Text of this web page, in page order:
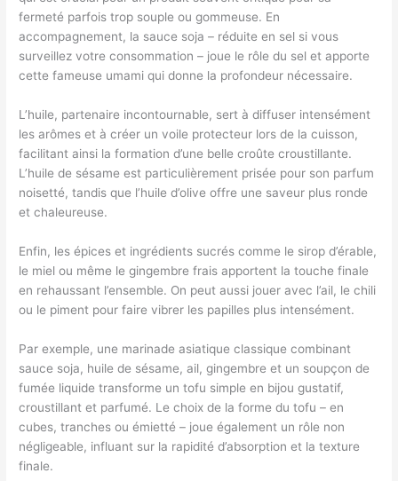
fermeté parfois trop souple ou gommeuse. En
accompagnement, la sauce soja – réduite en sel si vous
surveillez votre consommation – joue le rôle du sel et apporte
cette fameuse umami qui donne la profondeur nécessaire.
L’huile, partenaire incontournable, sert à diffuser intensément
les arômes et à créer un voile protecteur lors de la cuisson,
facilitant ainsi la formation d’une belle croûte croustillante.
L’huile de sésame est particulièrement prisée pour son parfum
noisetté, tandis que l’huile d’olive offre une saveur plus ronde
et chaleureuse.
Enfin, les épices et ingrédients sucrés comme le sirop d’érable,
le miel ou même le gingembre frais apportent la touche finale
en rehaussant l’ensemble. On peut aussi jouer avec l’ail, le chili
ou le piment pour faire vibrer les papilles plus intensément.
Par exemple, une marinade asiatique classique combinant
sauce soja, huile de sésame, ail, gingembre et un soupçon de
fumée liquide transforme un tofu simple en bijou gustatif,
croustillant et parfumé. Le choix de la forme du tofu – en
cubes, tranches ou émietté – joue également un rôle non
négligeable, influant sur la rapidité d’absorption et la texture
finale.